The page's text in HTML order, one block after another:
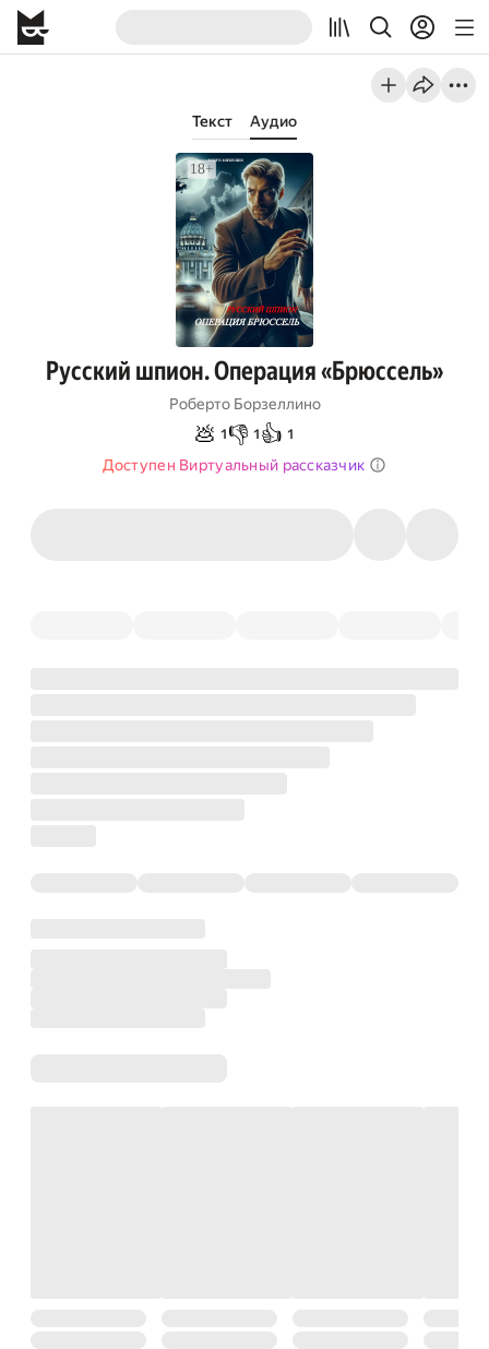
Текст Аудио
Русский шпион. Операция «Брюссель»
Роберто Борзеллино
💩 1 👎 1 👍 1
Доступен Виртуальный рассказчик